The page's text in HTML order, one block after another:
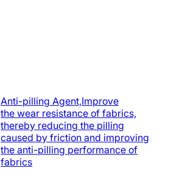
Anti-pilling Agent,Improve
the wear resistance of fabrics,
thereby reducing the pilling
caused by friction and improving
the anti-pilling performance of
fabrics